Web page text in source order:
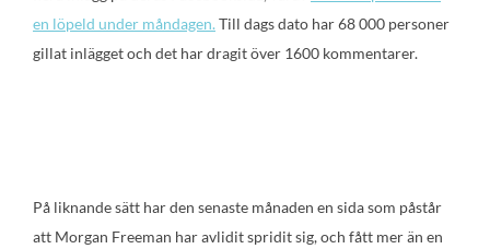
en löpeld under måndagen. Till dags dato har 68 000 personer
gillat inlägget och det har dragit över 1600 kommentarer.
På liknande sätt har den senaste månaden en sida som påstår
att Morgan Freeman har avlidit spridit sig, och fått mer än en